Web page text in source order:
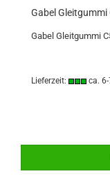
Gabel
Gabel Gleitgummi
Lieferzeit: ca.